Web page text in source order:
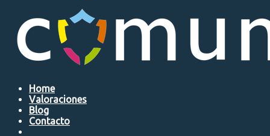
Home
Valoraciones
Blog
Contacto